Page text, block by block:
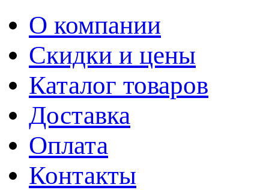
О компании
Скидки и цены
Каталог товаров
Доставка
Оплата
Контакты